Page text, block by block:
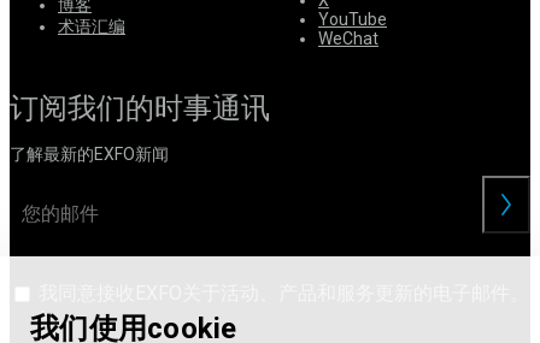
我们使用cookie
合
伙
应
博客
术语汇编
YouTube
WeChat
订阅我们的时事通讯
了解最新的EXFO新闻